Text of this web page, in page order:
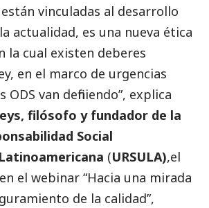
vinculadas al desarrollo
actualidad, es una nueva ética
la cual existen deberes
en el marco de urgencias
ODS van definiendo”, explica
filósofo y fundador de la
Social
(URSULA),el
el webinar “Hacia una mirada
de la calidad”,